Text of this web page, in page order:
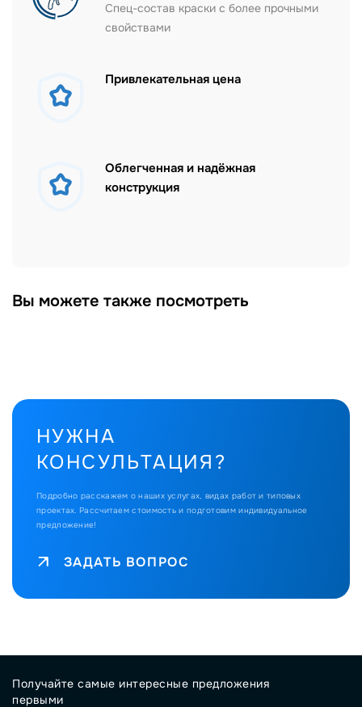
Спец-состав краски с более прочными
свойствами
Привлекательная цена
Облегченная и надёжная
конструкция
Вы можете также посмотреть
НУЖНА
КОНСУЛЬТАЦИЯ?
Подробно расскажем о наших услугах, видах работ и типовых
проектах. Рассчитаем стоимость и подготовим индивидуальное
предложение!
ЗАДАТЬ ВОПРОС
Получайте самые интересные предложения
первыми